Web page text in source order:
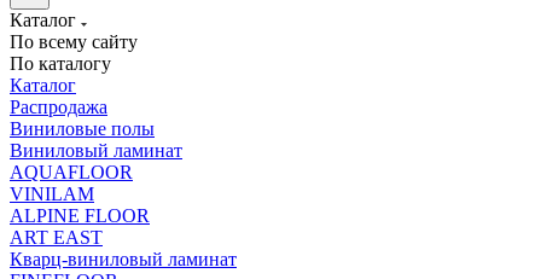
Каталог
По всему сайту
По каталогу
Каталог
Распродажа
Виниловые полы
Виниловый ламинат
AQUAFLOOR
VINILAM
ALPINE FLOOR
ART EAST
Кварц-виниловый ламинат